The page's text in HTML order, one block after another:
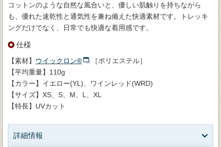
コットンのような自然な風合いと、優しい肌触りを持ちながら
も、優れた速乾性と通気性を兼ね備えた快適素材です。トレッキ
ングだけでなく、日常でも快適な着用感です。
仕様
【素材】 ウイックロン®
［ポリエステル］
【平均重量】110g
【カラー】イエロー(YL)、ワインレッド(WRD)
【サイズ】XS、S、M、L、XL
【特長】UVカット
詳細情報